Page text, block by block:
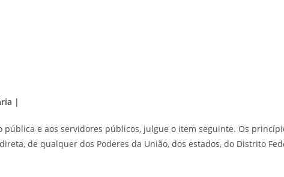
|
e aos servidores públicos, julgue o item seguinte. Os
de qualquer dos Poderes da União, dos estados, do Distrito